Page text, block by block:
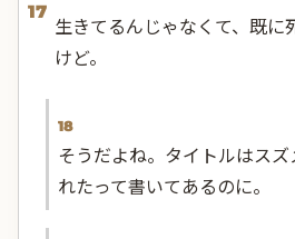
17
生きてるんじゃなくて、既に
けど。
18
そうだよね。タイトルはス
れたって書いてあるのに。